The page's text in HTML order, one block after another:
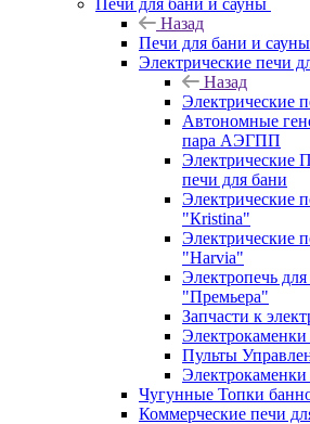
Печи для бани и сауны
Назад
Печи для бани и сауны
Электрические печи
Назад
Электрические
Автономные
пара АЭГПП
печи для бани
Электрические
"Кristina"
Электрические
"Harvia"
Электропечь
"Премьера"
Запчасти к
Пульты
Чугунные Топки
Коммерческие печи